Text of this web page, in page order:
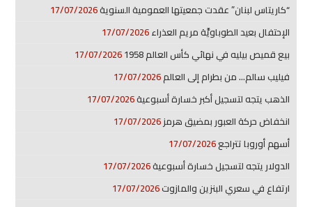
“كاريتاس لبنان” عقدت جمعيتها العمومية السنوية17/07/2026
الإحتفال بعيد الطوباويَّة مريم العذراء17/07/2026
بيع قميص بيليه في نهائي كأس العالم 1958
17/07/2026
فيليب سالم… من بطرام إلى العالم17/07/2026
الذهب يتجه لتسجيل أكبر خسارة أسبوعية17/07/2026
انخفاض حركة العبور بمضيق هرمز17/07/2026
أسهم أوروبا تتراجع17/07/2026
الدولار يتجه لتسجيل خسارة أسبوعية17/07/2026
ارتفاع في سعري البنزين والمازوت17/07/2026